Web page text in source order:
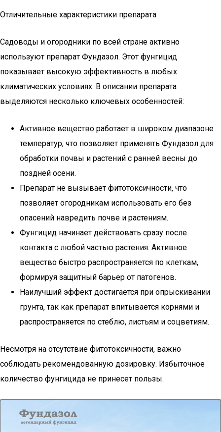
Отличительные характеристики препарата
Садоводы и огородники по всей стране активно
используют препарат Фундазол. Этот фунгицид
показывает высокую эффективность в любых
климатических условиях. В описании препарата
выделяются несколько ключевых особенностей:
Активное вещество работает в широком диапазоне
температур, что позволяет применять Фундазол для
обработки почвы и растений с ранней весны до
поздней осени.
Препарат не вызывает фитотоксичности, что
позволяет огородникам использовать его без
опасений навредить почве и растениям.
Фунгицид начинает действовать сразу после
контакта с любой частью растения. Активное
вещество быстро распространяется по клеткам,
формируя защитный барьер от патогенов.
Наилучший эффект достигается при опрыскивании
грунта, так как препарат впитывается корнями и
распространяется по стеблю, листьям и соцветиям.
Несмотря на отсутствие фитотоксичности, важно
соблюдать рекомендованную дозировку. Избыточное
количество фунгицида не принесет пользы.